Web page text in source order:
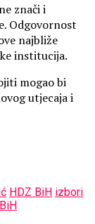
ne znači i
Odgovornost
najbliže
institucija.
mogao bi
utjecaja i
HDZ BiH izbori